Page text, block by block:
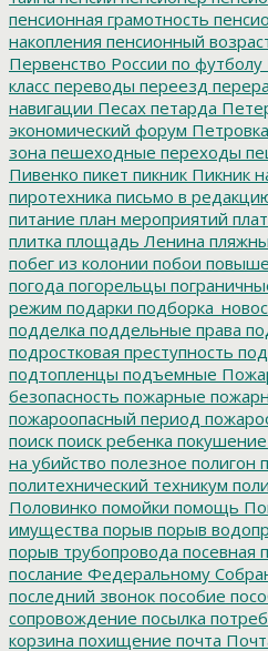
пенсионная грамотность
накопления пенсионный
Первенство России по футболу
класс переводы переезд
навигации Песах петарда
экономический форум Петровка
зона пешеходные переходы
Пивенко пикет пикник Пикник
пиротехника письмо в
питание план мероприятий
плитка площадь Ленина
побег из колонии побои
погода погорельцы
режим подарки
подделка поддельные права
подростковая преступность
подтопленцы подъемные
безопасность пожарные
пожароопасный период
поиск поиск ребенка покушение
на убийство полезное полигон
политехнический техникум
Половинко помойки помощь
имущества порыв порыв
порыв трубопровода посевная
послание Федеральному
последний звонок пособие
сопровождение посылка
корзина похищение почта